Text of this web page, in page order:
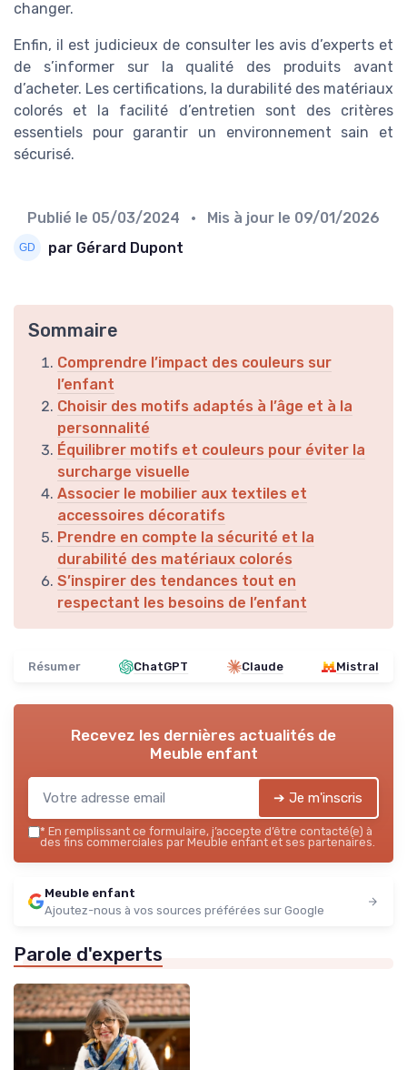
changer.
Enfin, il est judicieux de consulter les avis d’experts et
de s’informer sur la qualité des produits avant
d’acheter. Les certifications, la durabilité des matériaux
colorés et la facilité d’entretien sont des critères
essentiels pour garantir un environnement sain et
sécurisé.
Publié le 05/03/2024 • Mis à jour le 09/01/2026
par Gérard Dupont
Sommaire
Comprendre l’impact des couleurs sur
l’enfant
Choisir des motifs adaptés à l’âge et à la
personnalité
Équilibrer motifs et couleurs pour éviter la
surcharge visuelle
Associer le mobilier aux textiles et
accessoires décoratifs
Prendre en compte la sécurité et la
durabilité des matériaux colorés
S’inspirer des tendances tout en
respectant les besoins de l’enfant
Résumer ChatGPT Claude Mistral
Recevez les dernières actualités de
Meuble enfant
➔ Je m'inscris
* En remplissant ce formulaire, j’accepte d’être contacté(e) à
des fins commerciales par Meuble enfant et ses partenaires.
Meuble enfant
Ajoutez-nous à vos sources préférées sur Google
Parole d'experts